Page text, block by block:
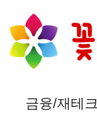
금융/재테크